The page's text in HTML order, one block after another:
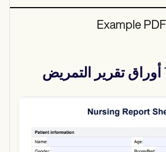
Example PDF
أوراق تقرير التمريض